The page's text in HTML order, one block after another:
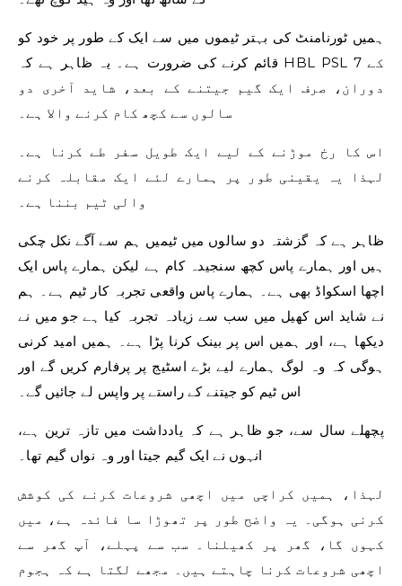
ہمیں ٹورنامنٹ کی بہتر ٹیموں میں سے ایک کے طور پر خود کو
قائم کرنے کی ضرورت ہے۔ یہ ظاہر ہے کہ HBL PSL 7 کے
دوران، صرف ایک گیم جیتنے کے بعد، شاید آخری دو
سالوں سے کچھ کام کرنے والا ہے۔
اس کا رخ موڑنے کے لیے ایک طویل سفر طے کرنا ہے۔
لہذا یہ یقینی طور پر ہمارے لئے ایک مقابلہ کرنے
والی ٹیم بننا ہے۔
ظاہر ہے کہ گزشتہ دو سالوں میں ٹیمیں ہم سے آگے نکل چکی
ہیں اور ہمارے پاس کچھ سنجیدہ کام ہے لیکن ہمارے پاس ایک
اچھا اسکواڈ بھی ہے۔ ہمارے پاس واقعی تجربہ کار ٹیم ہے۔ ہم
نے شاید اس کھیل میں سب سے زیادہ تجربہ کیا ہے جو میں نے
دیکھا ہے، اور ہمیں اس پر بینک کرنا پڑا ہے۔ ہمیں امید کرنی
ہوگی کہ وہ لوگ ہمارے لیے بڑے اسٹیج پر پرفارم کریں گے اور
اس ٹیم کو جیتنے کے راستے پر واپس لے جائیں گے۔
پچھلے سال سے، جو ظاہر ہے کہ یادداشت میں تازہ ترین ہے،
انہوں نے ایک گیم جیتا اور وہ نواں گیم تھا۔
لہذا، ہمیں کراچی میں اچھی شروعات کرنے کی کوشش
کرنی ہوگی۔ یہ واضح طور پر تھوڑا سا فائدہ ہے، میں
کہوں گا، گھر پر کھیلنا۔ سب سے پہلے، آپ گھر سے
اچھی شروعات کرنا چاہتے ہیں۔ مجھے لگتا ہے کہ ہجوم